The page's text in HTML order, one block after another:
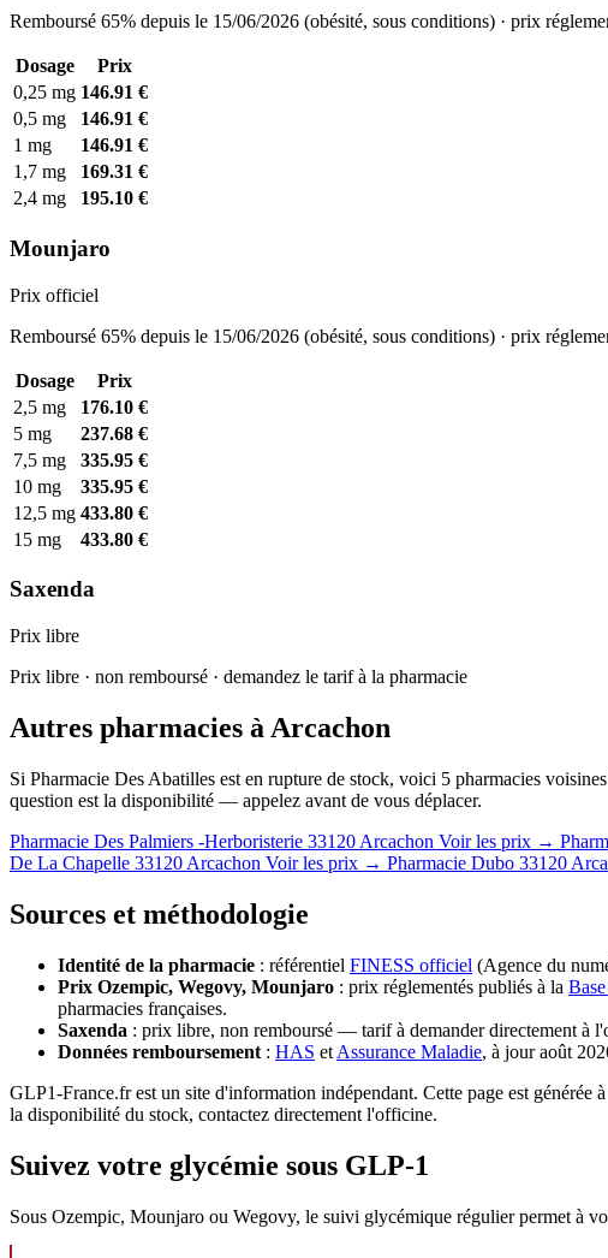
Remboursé 65% depuis le 15/06/2026 (obésité, sous conditions) · prix
Dosage
Prix
0,25 mg 146.91 €
0,5 mg
146.91 €
1 mg
146.91 €
1,7 mg
169.31 €
2,4 mg
195.10 €
Mounjaro
Prix officiel
Remboursé 65% depuis le 15/06/2026 (obésité, sous conditions) · prix
Dosage
Prix
2,5 mg
176.10 €
5 mg
237.68 €
7,5 mg
335.95 €
10 mg
335.95 €
12,5 mg 433.80 €
15 mg
433.80 €
Saxenda
Prix libre
Prix libre · non remboursé · demandez le tarif à la pharmacie
Autres pharmacies à Arcachon
Si Pharmacie Des Abatilles est en rupture de stock, voici 5 pharmacies
question est la disponibilité — appelez avant de vous déplacer.
Pharmacie Des Palmiers -Herboristerie 33120 Arcachon Voir les prix →
De La Chapelle 33120 Arcachon Voir les prix → Pharmacie Dubo 33120
Sources et méthodologie
Identité de la pharmacie : référentiel FINESS officiel (Agence du
Prix Ozempic, Wegovy, Mounjaro : prix réglementés publiés à la
pharmacies françaises.
Saxenda : prix libre, non remboursé — tarif à demander directement à
Données remboursement : HAS et Assurance Maladie, à jour août
GLP1-France.fr est un site d'information indépendant. Cette page est
la disponibilité du stock, contactez directement l'officine.
Suivez votre glycémie sous GLP-1
Sous Ozempic, Mounjaro ou Wegovy, le suivi glycémique régulier permet à